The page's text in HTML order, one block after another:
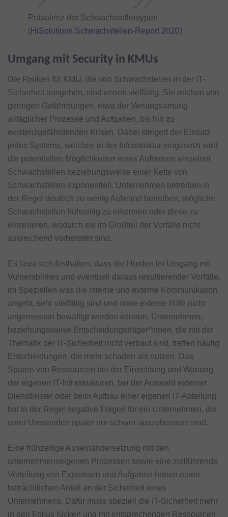
Prävalenz der Schwachstellentypen
(HiSolutions Schwachstellen-Report 2020)
Umgang mit Security in KMUs
Die Risiken für KMU, die von Schwachstellen in der IT-
Sicherheit ausgehen, sind enorm vielfältig. Sie reichen von
geringen Gefährdungen, etwa der Verlangsamung
alltäglicher Prozesse und Aufgaben, bis hin zu
existenzgefährdenden Krisen. Dabei steigert der Einsatz
jedes Systems, welches in der Infrastruktur eingesetzt wird,
die potentiellen Möglichkeiten eines Auftretens einzelner
Schwachstellen beziehungsweise einer Kette von
Schwachstellen exponentiell. Unternehmen betreiben in
der Regel deutlich zu wenig Aufwand betreiben, mögliche
Schwachstellen frühzeitig zu erkennen oder diese zu
eliminieren, wodurch sie im Großteil der Vorfälle nicht
ausreichend vorbereitet sind.
Es lässt sich festhalten, dass die Hürden im Umgang mit
Vulnerabilities und eventuell daraus resultierender Vorfälle,
im Speziellen was die interne und externe Kommunikation
angeht, sehr vielfältig sind und ohne externe Hilfe nicht
angemessen bewältigt werden können. Unternehmen,
beziehungsweise Entscheidungsträger*innen, die mit der
Thematik der IT-Sicherheit nicht vertraut sind, treffen häufig
Entscheidungen, die mehr schaden als nutzen. Das
Sparen von Ressourcen bei der Einrichtung und Wartung
der eigenen IT-Infrastrukturen, bei der Auswahl externer
Dienstleister oder beim Aufbau einer eigenen IT-Abteilung
hat in der Regel negative Folgen für ein Unternehmen, die
unter Umständen später nur schwer auszubessern sind.
Eine frühzeitige Auseinandersetzung mit den
unternehmenseigenen Prozessen sowie eine zielführende
Verteilung von Expertisen und Aufgaben haben einen
beträchtlichen Anteil an der Sicherheit eines
Unternehmens. Dafür muss speziell die IT-Sicherheit mehr
in den Fokus rücken und mit entsprechenden Ressourcen